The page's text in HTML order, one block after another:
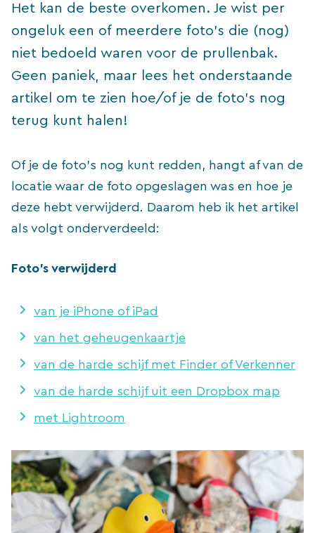
Het kan de beste overkomen. Je wist per
ongeluk een of meerdere foto’s die (nog)
niet bedoeld waren voor de prullenbak.
Geen paniek, maar lees het onderstaande
artikel om te zien hoe/of je de foto’s nog
terug kunt halen!
Of je de foto’s nog kunt redden, hangt af van de
locatie waar de foto opgeslagen was en hoe je
deze hebt verwijderd. Daarom heb ik het artikel
als volgt onderverdeeld:
Foto’s verwijderd
van je iPhone of iPad
van het geheugenkaartje
van de harde schijf met Finder of Verkenner
van de harde schijf uit een Dropbox map
met Lightroom